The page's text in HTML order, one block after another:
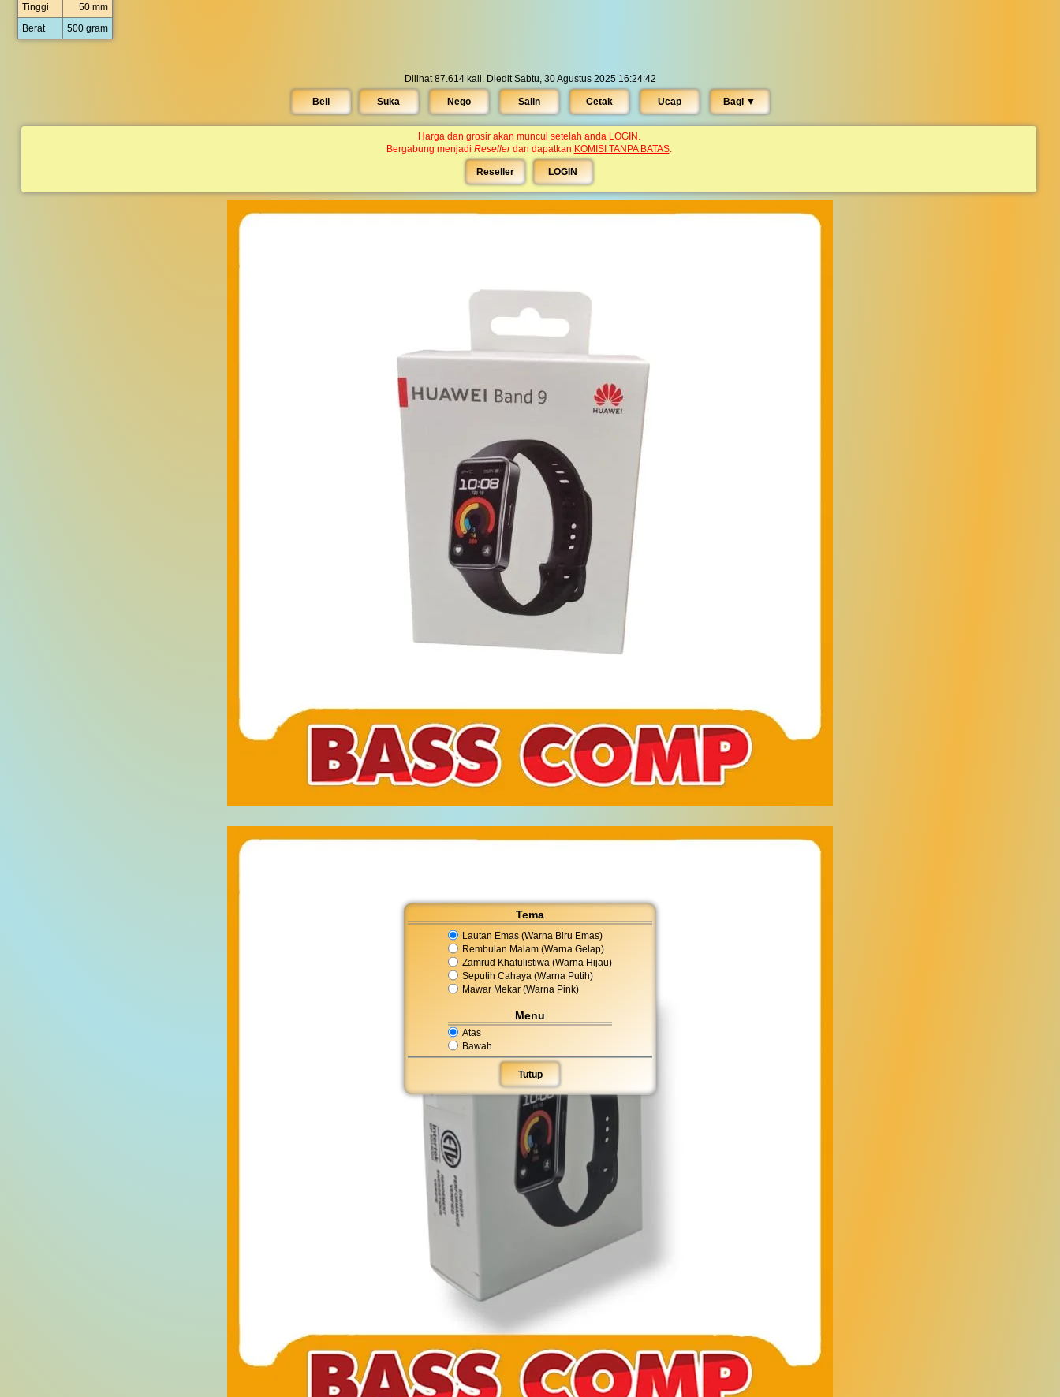
Tema
Lautan Emas (Warna Biru Emas)
Rembulan Malam (Warna Gelap)
Zamrud Khatulistiwa (Warna Hijau)
Seputih Cahaya (Warna Putih)
Mawar Mekar (Warna Pink)
Menu
Atas
Bawah
Tutup
Tinggi
50 mm
Berat
500 gram
Dilihat 87.614 kali. Diedit Sabtu, 30 Agustus 2025 16:24:42
Beli Suka Nego Salin Cetak Ucap Bagi ▼︎
Harga dan grosir akan muncul setelah anda LOGIN.
Bergabung menjadi Resellerdan dapatkan KOMISI TANPA BATAS.
Reseller LOGIN